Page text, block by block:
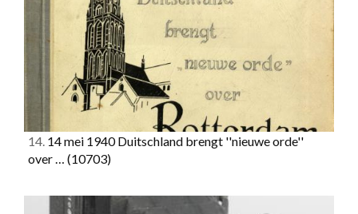
14. 14 mei 1940 Duitschland brengt ''nieuwe orde''
over … (10703)